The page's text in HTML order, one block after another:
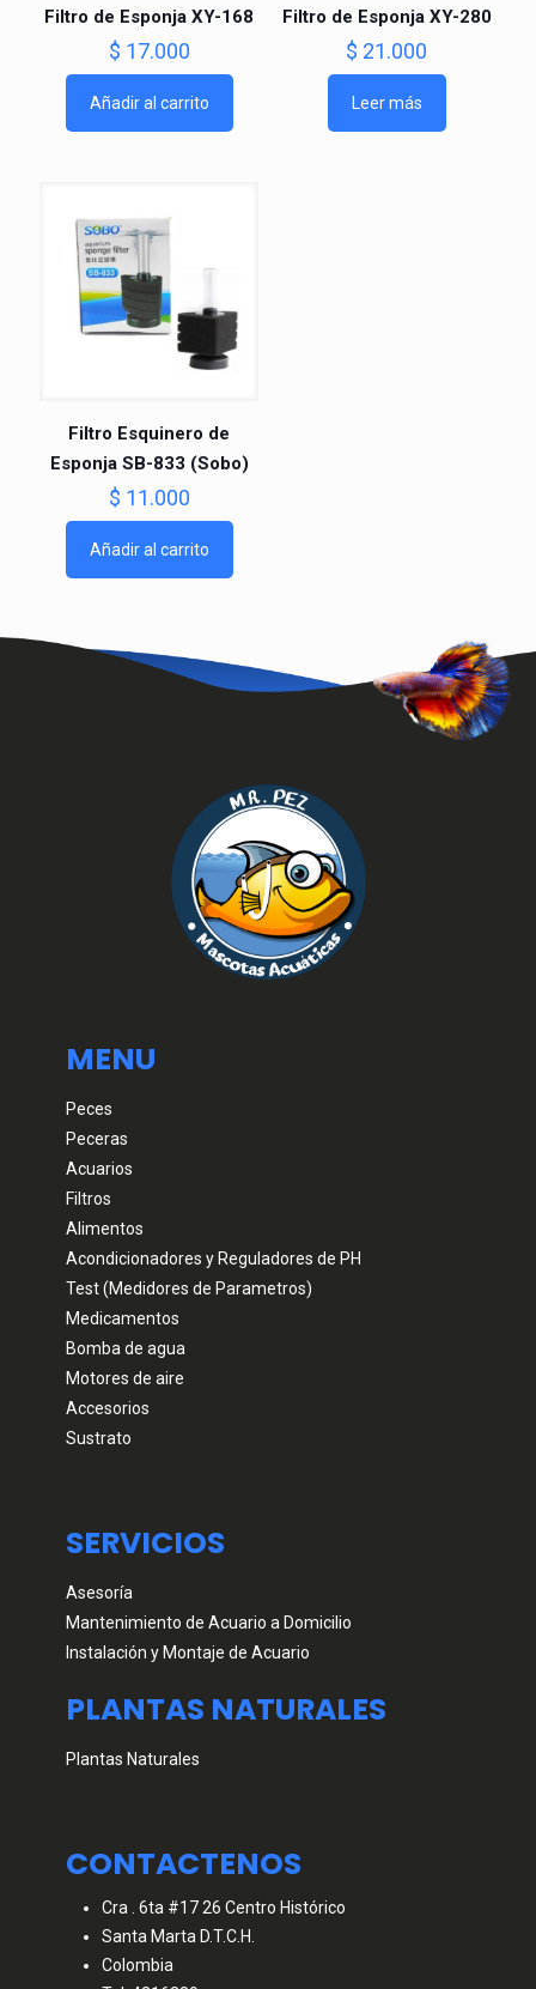
Filtro de Esponja XY-168
$ 17.000
Añadir al carrito
Filtro de Esponja XY-280
$ 21.000
Leer más
Filtro Esquinero de
Esponja SB-833 (Sobo)
$ 11.000
Añadir al carrito
MENU
Peces
Peceras
Acuarios
Filtros
Alimentos
Acondicionadores y Reguladores de PH
Test (Medidores de Parametros)
Medicamentos
Bomba de agua
Motores de aire
Accesorios
Sustrato
SERVICIOS
Asesoría
Mantenimiento de Acuario a Domicilio
Instalación y Montaje de Acuario
PLANTAS NATURALES
Plantas Naturales
CONTACTENOS
Cra . 6ta #17 26 Centro Histórico
Santa Marta D.T.C.H.
Colombia